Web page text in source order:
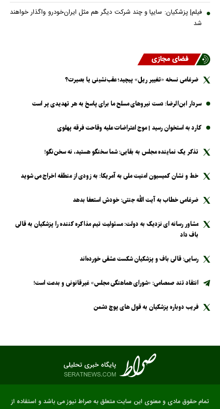
فیلم| پزشکیان: سایپا و چند شرکت دیگر هم مثل ایران‌خودرو واگذار خواهند
شد
فضای مجازی
ضرغامی نسخه «تغییر ریل» پیچید؛ عقب‌نشینی یا بصیرت؟
سردار ابن‌الرضا: دست نیرو‌های مسلح ما برای پاسخ به هر تهدیدی پر است
کارد به استخوان رسید | موج اعتراضات علیه وقاحت فرقه پهلوی
تذکر یک نماینده مجلس به بقایی: شما سخنگو هستید، نه سخن‌نگو!
خط و نشان کمیسیون امنیت ملی به آمریکا: به زودی از منطقه اخراج می شوید
ضرغامی خطاب به آیت الله جنتی: خودش استعفا بدهد
مشاور رسانه ای نزدیک به دولت: مسئولیت تیم مذاکره کننده را پزشکیان به قالی
باف داد
رسایی: قالی باف و پزشکیان شکست عشقی خورده‌اند
انتقاد تند صمصامی: «شورای هماهنگی مجلس» غیرقانونی و بدعت است!
فریب دوباره پزشکیان به قول های پوچ دشمن
تمام حقوق مادی و معنوی این سایت متعلق به صراط نیوز می باشد و استفاده از